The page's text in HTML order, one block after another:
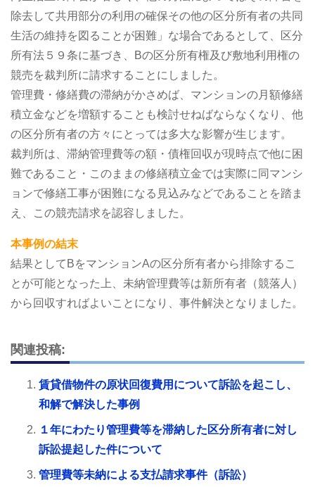
除去して共用部分の利用の確保その他の区分所有者の共同
生活の維持を図ることが困難」な場合であるとして、区分
所有法５９条に基づき、Bの区分所有権及び敷地利用権の
競売を裁判所に請求することにしました。
管理費・修繕費の滞納がかさめば、マンションの月額修繕
積立金などを増額することも検討せねばならなくなり、他
の区分所有者の方々にとっては多大な影響が生じます。
裁判所は、滞納管理費等の額・債権回収が現時点で他に困
難であること・このままの修繕積立金では実際に同マンシ
ョンで修繕工事が困難になる見込みなどであることを踏ま
え、この競売請求を認容しました。
本事例の結末
結果としてBをマンションAの区分所有者から排除するこ
とが可能となった上、未納管理費等は新所有者（競落人）
から回収すればよいことになり、事件解決となりました。
関連投稿:
賃貸借物件の原状回復費用について訴訟を起こし、
和解で解決した事例
１年にわたり管理費等を滞納した区分所有者に対し
訴訟提起した件について
管理費等未納による支払請求事件（訴訟）